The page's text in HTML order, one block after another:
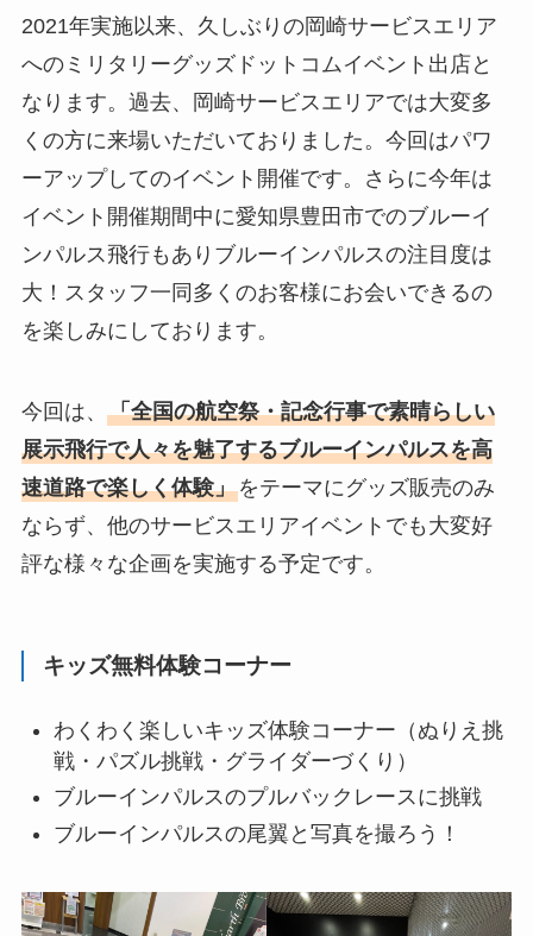
2021年実施以来、久しぶりの岡崎サービスエリア
へのミリタリーグッズドットコムイベント出店と
なります。過去、岡崎サービスエリアでは大変多
くの方に来場いただいておりました。今回はパワ
ーアップしてのイベント開催です。さらに今年は
イベント開催期間中に愛知県豊田市でのブルーイ
ンパルス飛行もありブルーインパルスの注目度は
大！スタッフ一同多くのお客様にお会いできるの
を楽しみにしております。
今回は、 「全国の航空祭・記念行事で素晴らしい
展示飛行で人々を魅了するブルーインパルスを高
速道路で楽しく体験」をテーマにグッズ販売のみ
ならず、他のサービスエリアイベントでも大変好
評な様々な企画を実施する予定です。
キッズ無料体験コーナー
わくわく楽しいキッズ体験コーナー（ぬりえ挑
戦・パズル挑戦・グライダーづくり）
ブルーインパルスのプルバックレースに挑戦
ブルーインパルスの尾翼と写真を撮ろう！